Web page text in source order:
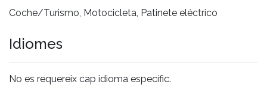
Coche/Turismo, Motocicleta, Patinete eléctrico
Idiomes
No es requereix cap idioma específic.